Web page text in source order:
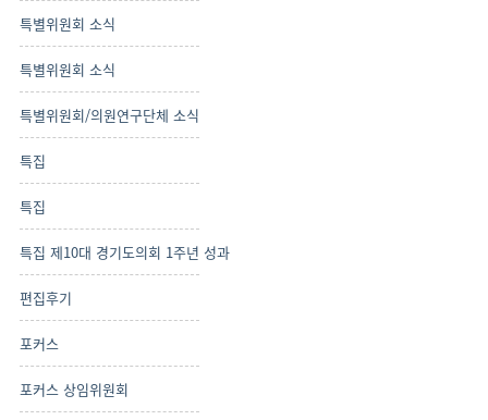
특별위원회 소식
특별위원회 소식
특별위원회/의원연구단체 소식
특집
특집
특집 제10대 경기도의회 1주년 성과
편집후기
포커스
포커스 상임위원회